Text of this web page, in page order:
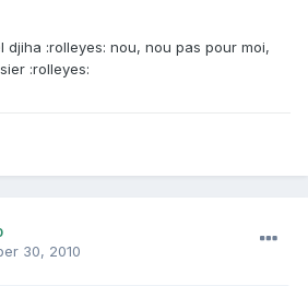
djiha :rolleyes: nou, nou pas pour moi,
:rolleyes:
30, 2010